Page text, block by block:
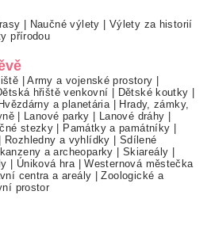
| Naučné výlety | Výlety za historií
přírodou
|Army a vojenské prostory |
hřiště venkovní | Dětské koutky |
a planetária | Hrady, zámky,
| Lanové parky | Lanové dráhy |
stezky | Památky a památníky |
| Rozhledny a vyhlídky | Sdílené
a archeoparky | Skiareály |
| Úniková hra |Westernová městečka
centra a areály |Zoologické a
prostor